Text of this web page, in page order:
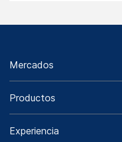
Mercados
Productos
Experiencia